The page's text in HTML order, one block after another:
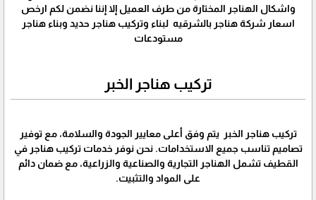
واشكال الهناجر المختارة من طرف العميل إلا إننا نضمن لكم ارخص
اسعار شركة هناجر بالشرقيه لبناء وتركيب هناجر حديد وبناء هناجر
مستودعات
تركيب هناجر الخبر
تركيب هناجر الخبر يتم وفق أعلى معايير الجودة والسلامة، مع توفير
تصاميم تناسب جميع الاستخدامات. نحن نوفر خدمات تركيب هناجر في
القطيف تشمل الهناجر التجارية والصناعية والزراعية، مع ضمان دائم
على المواد والتثبيت.